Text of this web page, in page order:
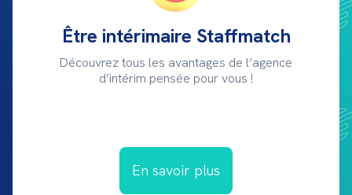
Être intérimaire Staffmatch
Découvrez tous les avantages de l’agence
d’intérim pensée pour vous !
En savoir plus